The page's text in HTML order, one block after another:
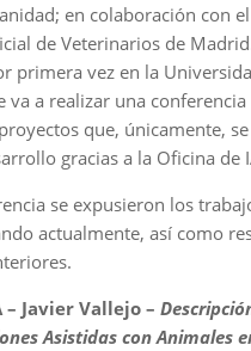
en colaboración con el
de Veterinarios de
primera vez en la
va a realizar una conferencia
que, únicamente,
gracias a la Oficina de
se expusieron los
actualmente, así como
– Javier Vallejo –
Asistidas con Animales